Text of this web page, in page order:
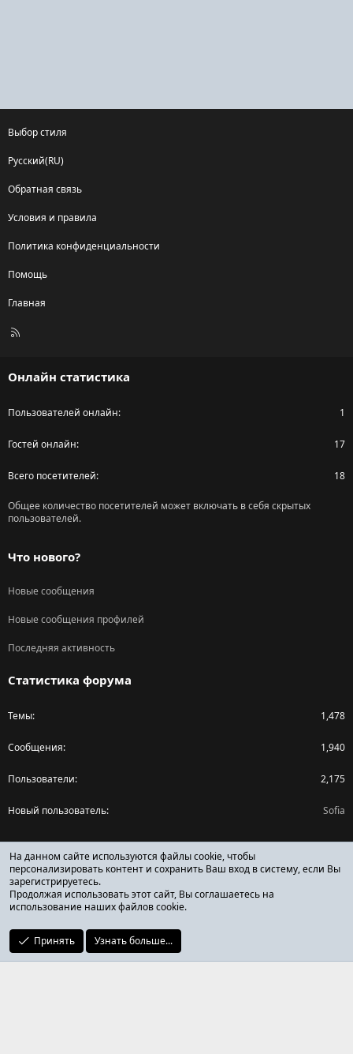
Выбор стиля
Русский(RU)
Обратная связь
Условия и правила
Политика конфиденциальности
Помощь
Главная
R
Онлайн статистика
Пользователей онлайн 1
Гостей онлайн 17
Всего посетителей 18
Общее количество посетителей может включать в себя скрытых
пользователей.
Что нового?
Новые сообщения
Новые сообщения профилей
Последняя активность
Статистика форума
Темы 1,478
Сообщения 1,940
Пользователи 2,175
Новый пользователь Sofia
Поделиться страницей
Facebook
X (Twitter)
Reddit
ОТЗЫВЫ ОНЛАЙН ФОРУМ
На данном сайте используются файлы cookie, чтобы
персонализировать контент и сохранить Ваш вход в систему, если Вы
зарегистрируетесь.
Продолжая использовать этот сайт, Вы соглашаетесь на
использование наших файлов cookie.
Принять Узнать больше...